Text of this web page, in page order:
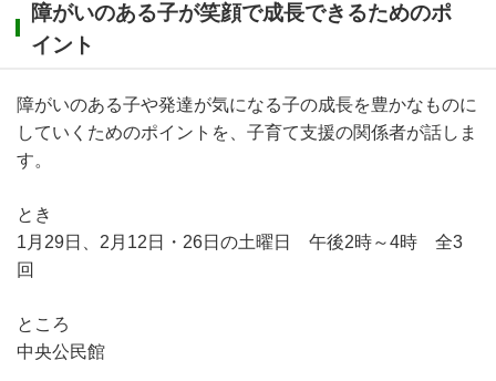
障がいのある子が笑顔で成長できるためのポ
イント
障がいのある子や発達が気になる子の成長を豊かなものに
していくためのポイントを、子育て支援の関係者が話しま
す。
とき
1月29日、2月12日・26日の土曜日 午後2時～4時 全3
回
ところ
中央公民館